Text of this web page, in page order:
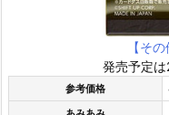
【そ
発売予定
参考価格